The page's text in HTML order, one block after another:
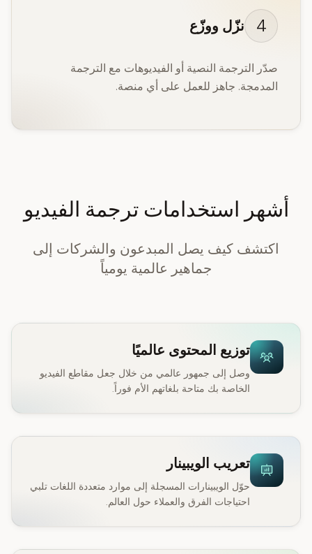
4 نزّل ووزّع
صدّر الترجمة النصية أو الفيديوهات مع الترجمة
المدمجة. جاهز للعمل على أي منصة.
أشهر استخدامات ترجمة الفيديو
اكتشف كيف يصل المبدعون والشركات إلى
جماهير عالمية يومياً
توزيع المحتوى عالميًا
وصل إلى جمهور عالمي من خلال جعل مقاطع الفيديو
الخاصة بك متاحة بلغاتهم الأم فوراً.
تعريب الويبينار
حوّل الويبينارات المسجلة إلى موارد متعددة اللغات تلبي
احتياجات الفرق والعملاء حول العالم.